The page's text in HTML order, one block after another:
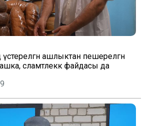
ашлыктан пешерелгән
сәламәтлеккә файдасы да